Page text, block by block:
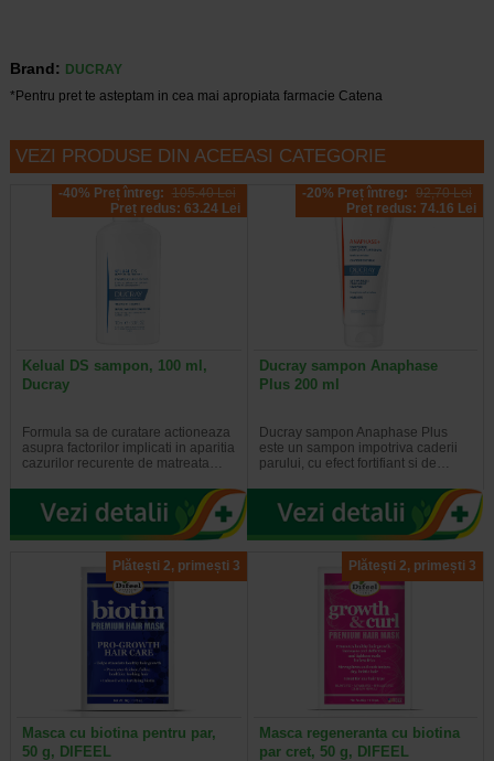
Brand:
DUCRAY
*Pentru pret te asteptam in cea mai apropiata farmacie Catena
VEZI PRODUSE DIN ACEEASI CATEGORIE
-40% Preț întreg: 105.40 Lei
Preț redus: 63.24 Lei
Kelual DS sampon, 100 ml,
Ducray
Formula sa de curatare actioneaza
asupra factorilor implicati in aparitia
cazurilor recurente de matreata…
-20% Preț întreg: 92,70 Lei
Preț redus: 74.16 Lei
Ducray sampon Anaphase
Plus 200 ml
Ducray sampon Anaphase Plus
este un sampon impotriva caderii
parului, cu efect fortifiant si de…
Plătești 2, primești 3
Masca cu biotina pentru par,
50 g, DIFEEL
Plătești 2, primești 3
Masca regeneranta cu biotina
par cret, 50 g, DIFEEL